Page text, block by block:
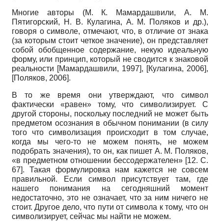
Многие авторы (М. К. Мамардашвили, А. М.
Пятигорский, Н. В. Кулагина, А. М. Поляков и др.),
говоря о символе, отмечают, что, в отличие от знака
(за которым стоит четкое значение), он представляет
собой обобщенное содержание, некую идеальную
форму, или принцип, который не сводится к знаковой
реальности [Мамардашвили, 1997], [Кулагина, 2006],
[Поляков, 2006].
В то же время они утверждают, что символ
фактически «равен» тому, что символизирует. С
другой стороны, поскольку последний не может быть
предметом осознания в обычном понимании (в силу
того что символизация происходит в том случае,
когда мы чего-то не можем понять, не можем
подобрать значения), то он, как пишет А. М. Поляков,
«в предметном отношении бессодержателен» [12. С.
67]. Такая формулировка нам кажется не совсем
правильной. Если символ присутствует там, где
нашего понимания на сегодняшний момент
недостаточно, это не означает, что за ним ничего не
стоит. Другое дело, что пути от символа к тому, что он
символизирует, сейчас мы найти не можем.